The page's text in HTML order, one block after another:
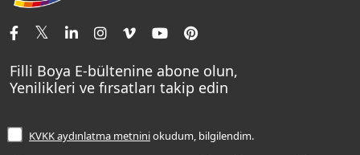
Tavan Boyaları
Ev Bakım ve Hobi Boyaları
Yatak Odası Renkleri
Sentomaxx Sentetik Boya
Sentomaxx İpeksi Mat
Momento Life
Şampanya Rengi
Açık Mavi Rengi
Frezya Rengi
İletişim Bilgilerimiz
Renk Danışma
Filli Ustam
Sıkça Sorulan Sorular
Ücretsiz Yalıtım Keşif Hizmeti
Bilgi Toplumu Hizmetleri
Filli Boya E-bültenine abone olun,
Yenilikleri ve fırsatları takip edin
KVKK aydınlatma metniniokudum, bilgilendim.